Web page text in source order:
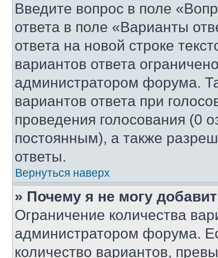
Введите вопрос в поле
ответа в поле «Варианты
ответа на новой строке
вариантов ответа
администратором форума.
вариантов ответа при
проведения голосования (0
постоянным), а также
ответы.
Вернуться наверх
» Почему я не могу
Ограничение количества
администратором форума.
количество вариантов,